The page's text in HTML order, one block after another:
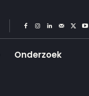
Onderzoek